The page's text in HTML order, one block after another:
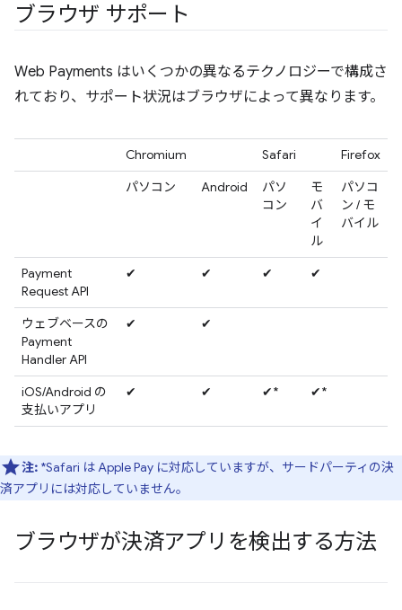
ブラウザ サポート
Web Payments はいくつかの異なるテクノロジーで構成さ
れており、サポート状況はブラウザによって異なります。
Chromium Safari
Firefox
パソコン
Android
パソ
コン
モ
バ
イ
ル
パソコ
ン / モ
バイル
Payment
Request API
✔ ✔ ✔ ✔
ウェブベースの
Payment
Handler API
✔ ✔
iOS/Android の
支払いアプリ
✔ ✔ ✔* ✔*
注: *Safari は Apple Pay に対応していますが、サードパーティの決
済アプリには対応していません。
ブラウザが決済アプリを検出する方法